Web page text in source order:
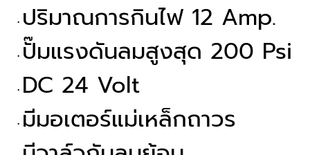
ปริมาณการกินไฟ 12 Amp.
ปั๊มแรงดันลมสูงสุด 200 Psi
DC 24 Volt
มีมอเตอร์แม่เหล็กถาวร